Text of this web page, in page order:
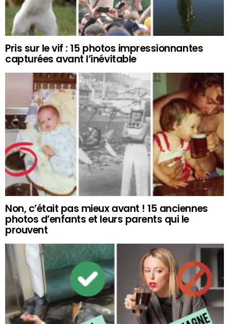
Pris sur le vif : 15 photos impressionnantes
capturées avant l’inévitable
Non, c’était pas mieux avant ! 15 anciennes
photos d’enfants et leurs parents qui le
prouvent